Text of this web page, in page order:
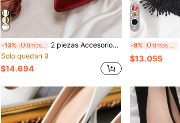
-13% ¡Últimos 3 días
2 piezas Accesorios desmontables DIY para zapatos, clips de decoración de flores con diseño de hebilla cuadrada de metal para zapatos de tacón alto, accesorios de zapatos elegantes y de moda, colores negro, blanco, albaricoque, rojo y nude, para zapatos de tacón alto de mujer, zapatos casuales, zuecos, zapatos de novia, zapatos para citas, zapatos de boda, zapatos de oficina y negocios para mujer
Solo quedan 9
$14.694
4
-8% ¡Últimos 3 días
$13.055